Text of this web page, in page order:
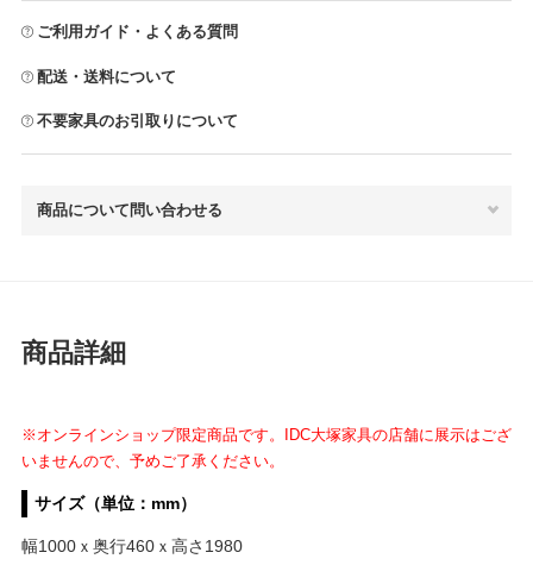
ご利用ガイド・よくある質問
配送・送料について
不要家具のお引取りについて
商品について問い合わせる
商品詳細
※オンラインショップ限定商品です。IDC大塚家具の店舗に展示はござ
いませんので、予めご了承ください。
サイズ（単位：mm）
幅1000ｘ奥行460ｘ高さ1980